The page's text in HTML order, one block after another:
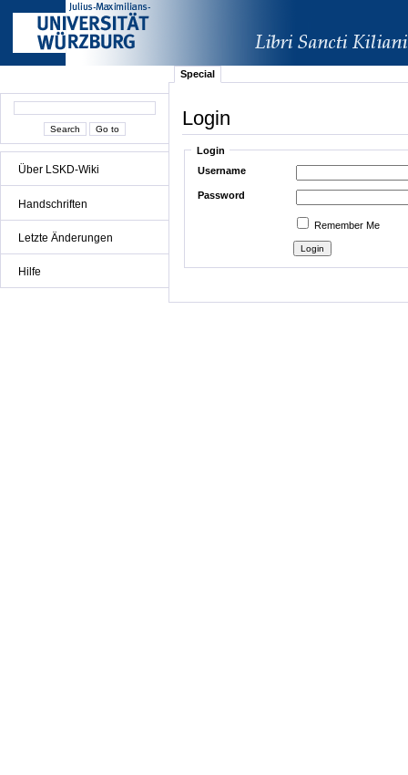
Über LSKD-Wiki
Handschriften
Letzte Änderungen
Hilfe
Special
Login
Login
Username
Password
Remember Me